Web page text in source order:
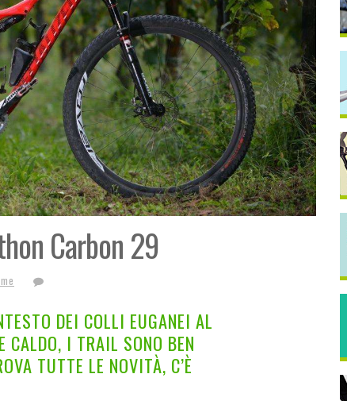
Carbon 29
DEI COLLI EUGANEI AL
I TRAIL SONO BEN
TUTTE LE NOVITÀ, C’È